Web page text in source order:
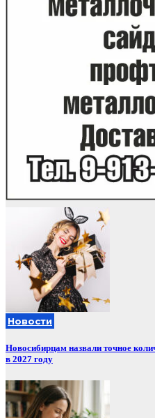
Новости
Новосибирцам назвали точное
в 2027 году